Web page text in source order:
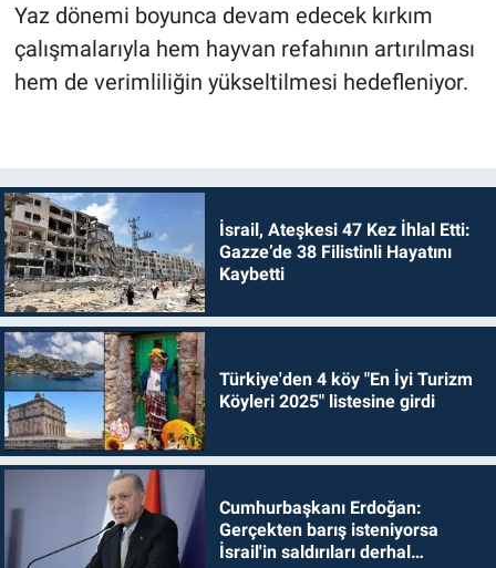
Yaz dönemi boyunca devam edecek kırkım
çalışmalarıyla hem hayvan refahının artırılması
hem de verimliliğin yükseltilmesi hedefleniyor.
İsrail, Ateşkesi 47 Kez İhlal Etti:
Gazze’de 38 Filistinli Hayatını
Kaybetti
Türkiye'den 4 köy "En İyi Turizm
Köyleri 2025" listesine girdi
Cumhurbaşkanı Erdoğan:
Gerçekten barış isteniyorsa
İsrail'in saldırıları derhal